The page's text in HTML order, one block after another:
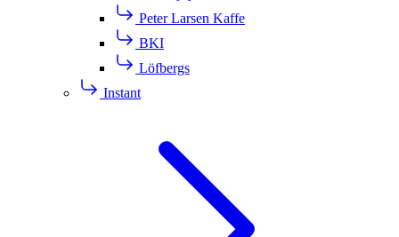
Peter Larsen Kaffe
BKI
Löfbergs
Instant